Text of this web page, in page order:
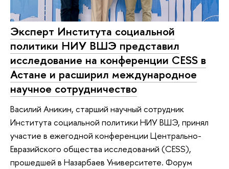
Эксперт Института социальной
политики НИУ ВШЭ представил
исследование на конференции CESS в
Астане и расширил международное
научное сотрудничество
Василий Аникин, старший научный сотрудник
Института социальной политики НИУ ВШЭ, принял
участие в ежегодной конференции Центрально-
Евразийского общества исследований (CESS),
прошедшей в Назарбаев Университете. Форум